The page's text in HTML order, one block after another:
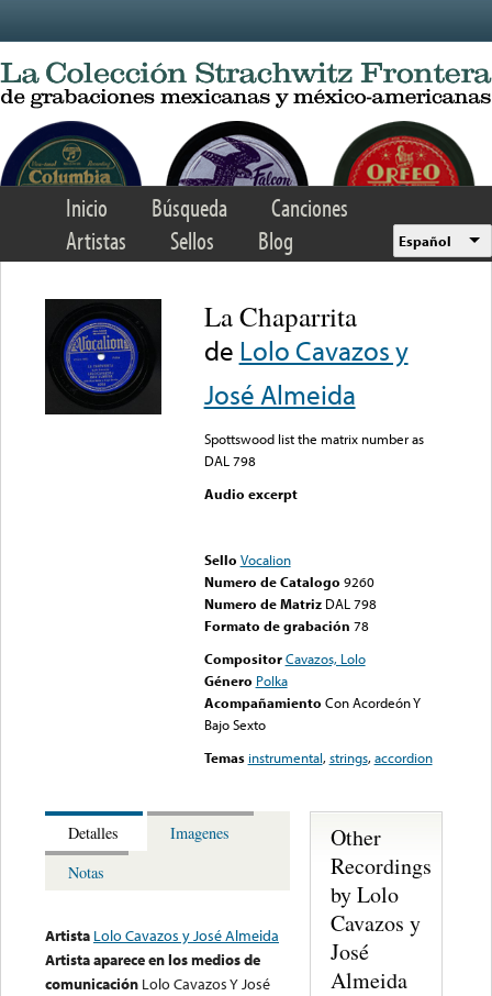
Inicio Búsqueda
Canciones
Artistas
Sellos Blog Español
La Chaparrita
de Lolo Cavazos y
José Almeida
Spottswood list the matrix number as
DAL 798
Audio excerpt
Sello Vocalion
Numero de Catalogo 9260
Numero de Matriz DAL 798
Formato de grabación 78
Compositor Cavazos, Lolo
Género Polka
Acompañamiento Con Acordeón Y
Bajo Sexto
Temas instrumental,strings,accordion
Detalles
Imagenes
Notas
Artista Lolo Cavazos y José Almeida
Artista aparece en los medios de
comunicación Lolo Cavazos Y José
Other
Recordings
by Lolo
Cavazos y
José
Almeida